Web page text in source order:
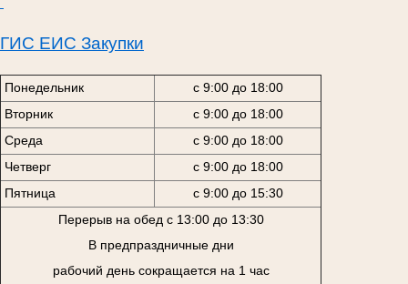
ГИС ЕИС Закупки
Понедельник
с 9:00 до 18:00
Вторник
с 9:00 до 18:00
Среда
с 9:00 до 18:00
Четверг
с 9:00 до 18:00
Пятница
с 9:00 до 15:30
Перерыв на обед с 13:00 до 13:30
В предпраздничные дни
рабочий день сокращается на 1 час